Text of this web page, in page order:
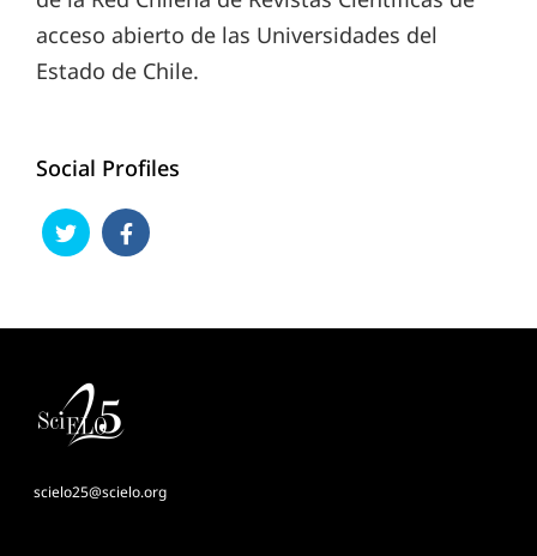
acceso abierto de las Universidades del
Estado de Chile.
Social Profiles
scielo25@scielo.org